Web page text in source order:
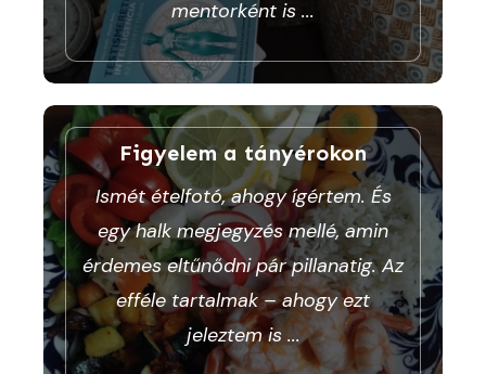
mentorként is ...
Figyelem a tányérokon
Ismét ételfotó, ahogy ígértem. És
egy halk megjegyzés mellé, amin
érdemes eltűnődni pár pillanatig. Az
efféle tartalmak – ahogy ezt
jeleztem is ...